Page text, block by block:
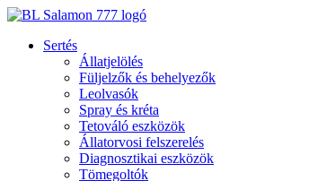
Ugrás
tartalomhoz
Sertés
Állatjelölés
Füljelzők és behelyezők
Leolvasók
Spray és kréta
Tetováló eszközök
Állatorvosi felszerelés
Diagnosztikai eszközök
Tömegoltók